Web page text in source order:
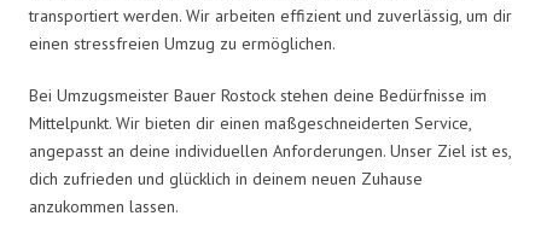
transportiert werden. Wir arbeiten effizient und zuverlässig, um dir
einen stressfreien Umzug zu ermöglichen.
Bei Umzugsmeister Bauer Rostock stehen deine Bedürfnisse im
Mittelpunkt. Wir bieten dir einen maßgeschneiderten Service,
angepasst an deine individuellen Anforderungen. Unser Ziel ist es,
dich zufrieden und glücklich in deinem neuen Zuhause
anzukommen lassen.